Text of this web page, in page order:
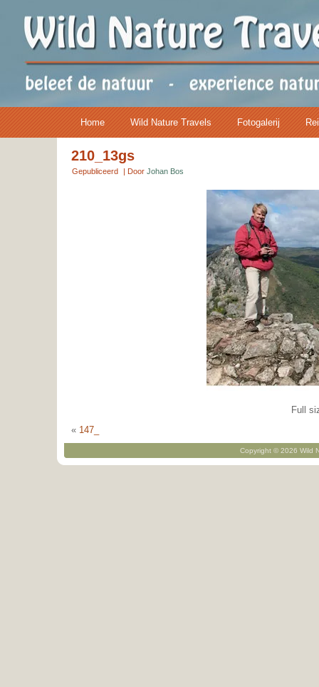
Home Wild Nature Travels Fotogalerij
210_13gs
Gepubliceerd | Door Johan Bos
Full
« 147_
Copyright © 2026 Wild